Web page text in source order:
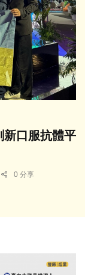
新口服抗體平
0 分享